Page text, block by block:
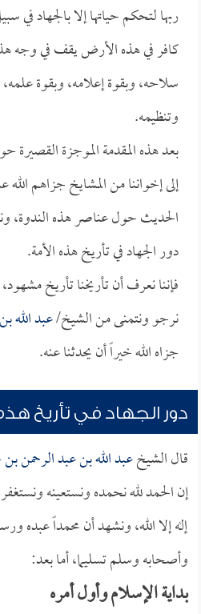
ربها لتحكم حياتها إلا بالجهاد في
كافر في هذه الأرض يقف في وجه
سلاحه، وبقوة إعلامه، وبقوة
وتنظيمه.
بعد هذه المقدمة الموجزة القصيرة
إلى إخواننا من المشايخ جزاهم
الحديث حول عناصر هذه الندوة،
دور الجهاد في تأريخ هذه الأمة.
فإننا نعرف أن تأريخنا تأريخ
نرجو ونتمنى من الشيخ/عبد الله
جزاه الله خيراً أن يحدثنا عنه.
دور الجهاد في تأريخ
قال الشيخعبد الله بن عبد الرحمن
إن الحمد لله نحمده ونستعينه
إله إلا الله، ونشهد أن محمداً عبده
وأصحابه وسلم تسليما، أما بعد:
بداية الإسلام وأول أمره